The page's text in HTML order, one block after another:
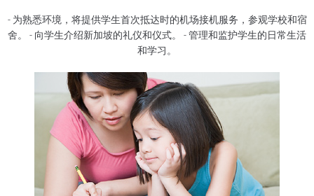
- 为熟悉环境，将提供学生首次抵达时的机场接机服务，参观学校和宿
舍。 - 向学生介绍新加坡的礼仪和仪式。 - 管理和监护学生的日常生活
和学习。